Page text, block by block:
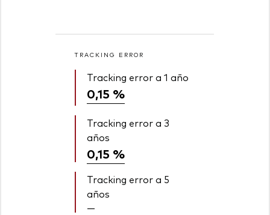
TRACKING ERROR
Tracking error a 1 año
0,15 %
Tracking error a 3
años
0,15 %
Tracking error a 5
años
—